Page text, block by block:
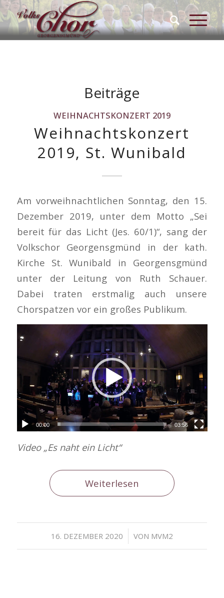
Beiträge
WEIHNACHTSKONZERT 2019
Weihnachtskonzert
2019, St. Wunibald
Am vorweihnachtlichen Sonntag, den 15.
Dezember 2019, unter dem Motto „Sei
bereit für das Licht (Jes. 60/1)“, sang der
Volkschor Georgensgmünd in der kath.
Kirche St. Wunibald in Georgensgmünd
unter der Leitung von Ruth Schauer.
Dabei traten erstmalig auch unsere
Chorspatzen vor ein großes Publikum.
00:00 03:56
Video „Es naht ein Licht“
Weiterlesen
16. DEZEMBER 2020
/ VON MVM2